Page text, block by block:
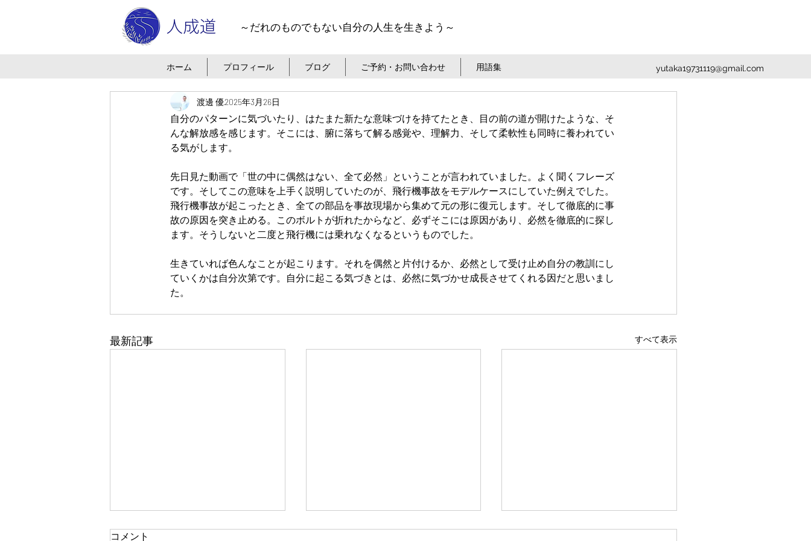
～だれのものでもない自分の人生を生きよう～
ホーム プロフィール ブログ ご予約・お問い合わせ 用語集 yutaka19731119@gmail.com
渡邊 優2025年3月26日
自分のパターンに気づいたり、はたまた新たな意味づけを持てたとき、目の前の道が開けたような、そ
んな解放感を感じます。そこには、腑に落ちて解る感覚や、理解力、そして柔軟性も同時に養われてい
る気がします。
先日見た動画で「世の中に偶然はない、全て必然」ということが言われていました。よく聞くフレーズ
です。そしてこの意味を上手く説明していたのが、飛行機事故をモデルケースにしていた例えでした。
飛行機事故が起こったとき、全ての部品を事故現場から集めて元の形に復元します。そして徹底的に事
故の原因を突き止める。このボルトが折れたからなど、必ずそこには原因があり、必然を徹底的に探し
ます。そうしないと二度と飛行機には乗れなくなるというものでした。
生きていれば色んなことが起こります。それを偶然と片付けるか、必然として受け止め自分の教訓にし
ていくかは自分次第です。自分に起こる気づきとは、必然に気づかせ成長させてくれる因だと思いまし
た。
最新記事 すべて表示
一人で頑張る 新たな在り方 変わらなきゃ
コメント